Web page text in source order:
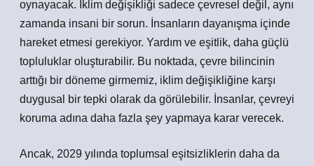
oynayacak. İklim değişikliği sadece çevresel değil, aynı
zamanda insani bir sorun. İnsanların dayanışma içinde
hareket etmesi gerekiyor. Yardım ve eşitlik, daha güçlü
topluluklar oluşturabilir. Bu noktada, çevre bilincinin
arttığı bir döneme girmemiz, iklim değişikliğine karşı
duygusal bir tepki olarak da görülebilir. İnsanlar, çevreyi
koruma adına daha fazla şey yapmaya karar verecek.
Ancak, 2029 yılında toplumsal eşitsizliklerin daha da